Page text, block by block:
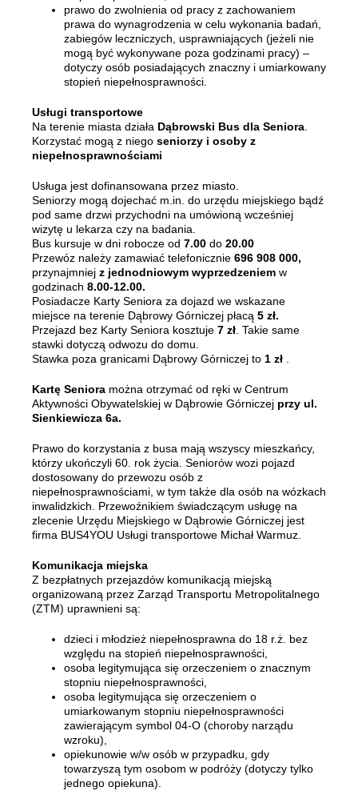
prawo do zwolnienia od pracy z zachowaniem
prawa do wynagrodzenia w celu wykonania badań,
zabiegów leczniczych, usprawniających (jeżeli nie
mogą być wykonywane poza godzinami pracy) –
dotyczy osób posiadających znaczny i umiarkowany
stopień niepełnosprawności.
Usługi transportowe
Na terenie miasta działa Dąbrowski Bus dla Seniora
Korzystać mogą z niego seniorzy i osoby z
niepełnosprawnościami
Usługa jest dofinansowana przez miasto.
Seniorzy mogą dojechać m.in. do urzędu miejskiego bądź
pod same drzwi przychodni na umówioną wcześniej
wizytę u lekarza czy na badania.
Bus kursuje w dni robocze od 7.00 do 20.00
Przewóz należy zamawiać telefonicznie 696 908 000,
przynajmniej z jednodniowym wyprzedzeniem w
godzinach 8.00-12.00.
Posiadacze Karty Seniora za dojazd we wskazane
miejsce na terenie Dąbrowy Górniczej płacą 5 zł.
Przejazd bez Karty Seniora kosztuje 7 zł . Takie same
stawki dotyczą odwozu do domu.
Stawka poza granicami Dąbrowy Górniczej to 1 zł
Kartę Seniora można otrzymać od ręki w Centrum
Aktywności Obywatelskiej w Dąbrowie Górniczej przy ul.
Sienkiewicza 6a.
Prawo do korzystania z busa mają wszyscy mieszkańcy,
którzy ukończyli 60. rok życia. Seniorów wozi pojazd
dostosowany do przewozu osób z
niepełnosprawnościami, w tym także dla osób na wózkach
inwalidzkich. Przewoźnikiem świadczącym usługę na
zlecenie Urzędu Miejskiego w Dąbrowie Górniczej jest
firma BUS4YOU Usługi transportowe Michał Warmuz.
Komunikacja miejska
Z bezpłatnych przejazdów komunikacją miejską
organizowaną przez Zarząd Transportu Metropolitalnego
(ZTM) uprawnieni są:
dzieci i młodzież niepełnosprawna do 18 r.ż. bez
względu na stopień niepełnosprawności,
osoba legitymująca się orzeczeniem o znacznym
stopniu niepełnosprawności,
osoba legitymująca się orzeczeniem o
umiarkowanym stopniu niepełnosprawności
zawierającym symbol 04-O (choroby narządu
wzroku),
opiekunowie w/w osób w przypadku, gdy
towarzyszą tym osobom w podróży (dotyczy tylko
jednego opiekuna).